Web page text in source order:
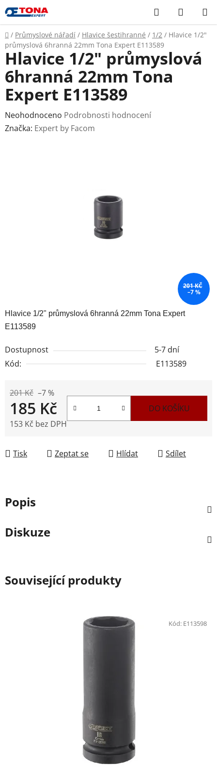
Přejít
na
obsah
Hledat
KOŠÍK
Domů
/ Průmyslové nářadí / Hlavice šestihranné / 1/2 / Hlavice 1/2"
průmyslová 6hranná 22mm Tona Expert E113589
Hlavice 1/2" průmyslová 6hranná 22mm Tona Expert
E113589
Dostupnost
5-7 dní
Kód:
E113589
201 Kč –7 %
185 Kč
153 Kč bez DPH
DO KOŠÍKU
Tisk Zeptat se Hlídat Sdílet
Hlavice 1/2" průmyslová
6hranná 22mm Tona
Expert E113589
Průměrné
hodnocení
Neohodnoceno Podrobnosti hodnocení
Značka: Expert by Facom
201 KČ
–7 %
Popis
Diskuze
Související produkty
Kód: E113598